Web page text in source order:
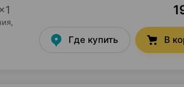
×1
Где купить В